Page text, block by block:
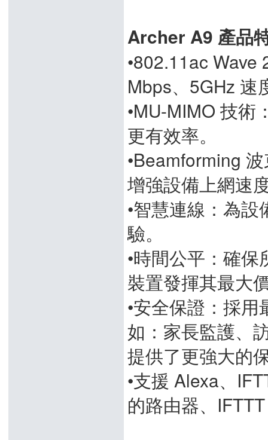
Archer A9 產品
•802.11ac
Mbps、5GHz
•MU-MIMO 技術
更有效率。
•Beamforming
增強設備上網速
•智慧連線：為
驗。
•時間公平：確
裝置發揮其最大
•安全保證：採
如：家長監護、
提供了更強大的
•支援 Alexa、
的路由器、